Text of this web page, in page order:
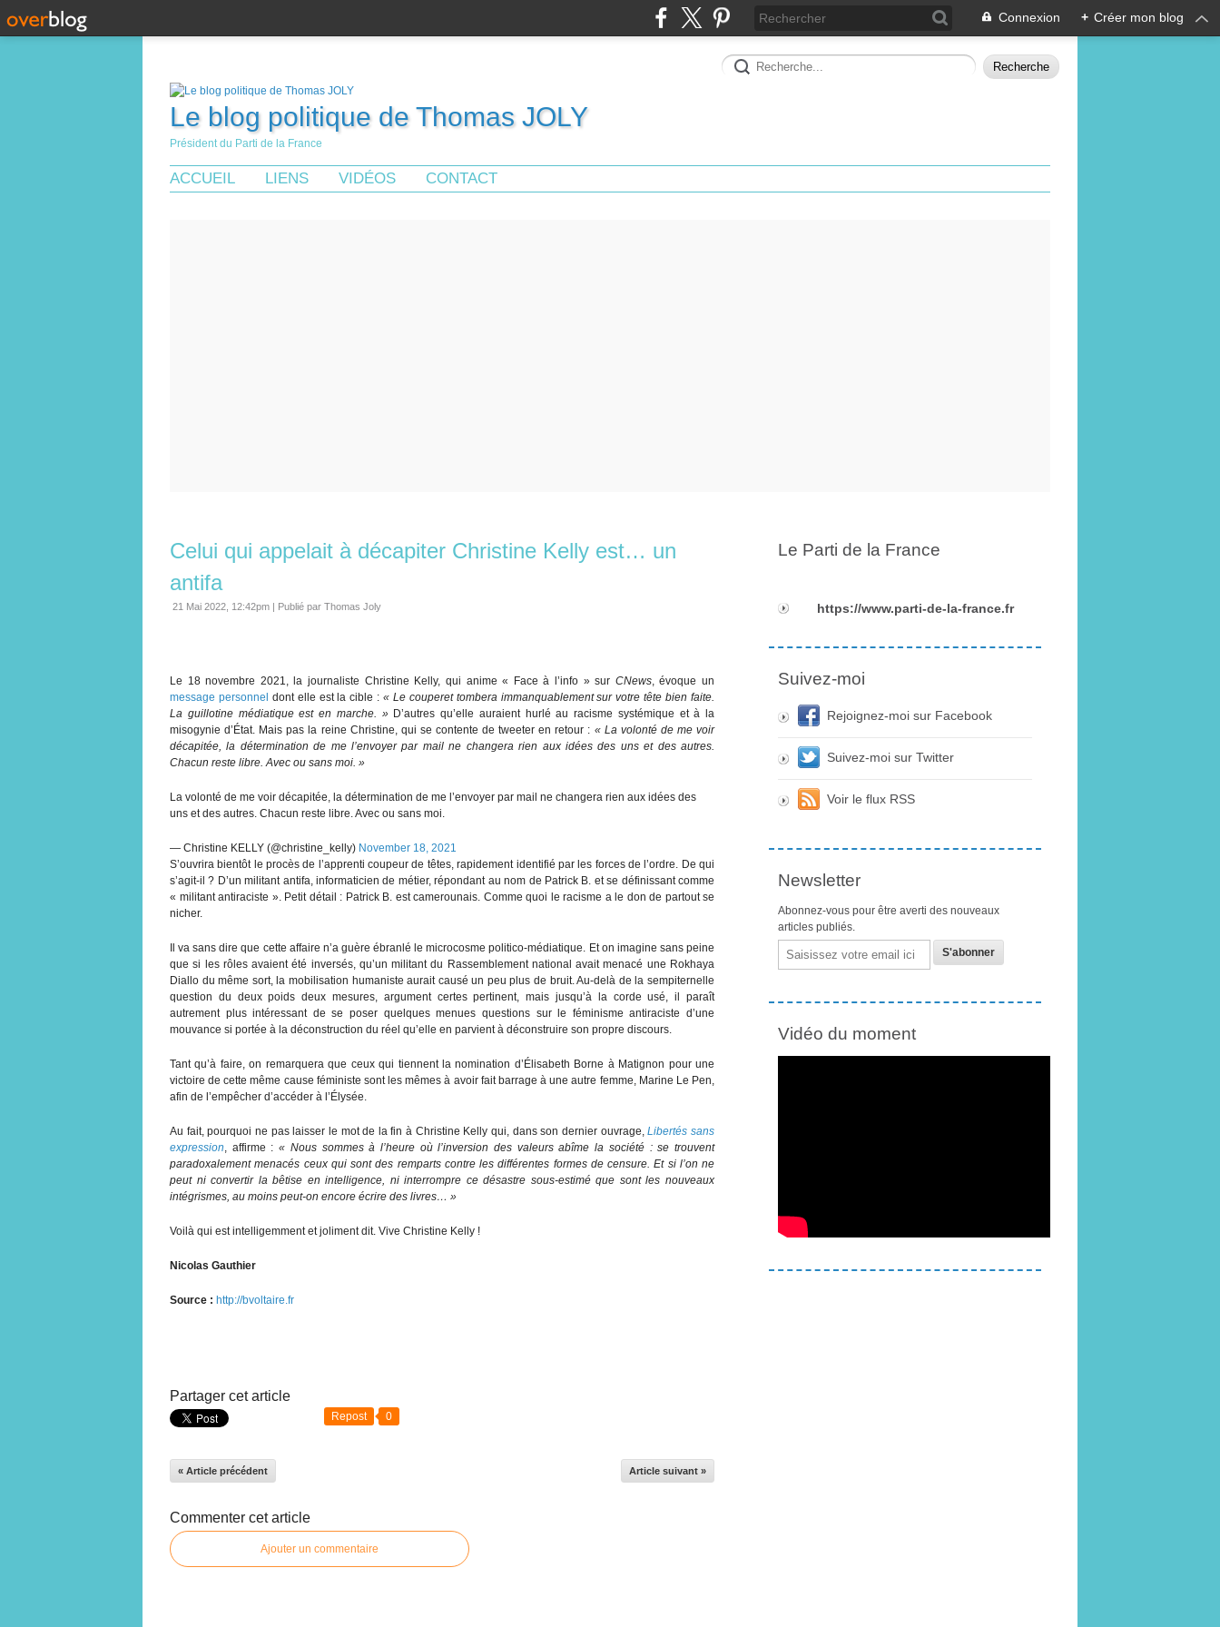
Connexion + Créer mon blog
Le blog politique de Thomas JOLY
Président du Parti de la France
ACCUEIL LIENS VIDÉOS CONTACT
Celui qui appelait à décapiter Christine Kelly est… un
antifa
21 Mai 2022, 12:42pm | Publié par Thomas Joly
Le 18 novembre 2021, la journaliste Christine Kelly, qui anime « Face à l’info » sur CNews, évoque un
message personnel dont elle est la cible :« Le couperet tombera immanquablement sur votre tête bien faite.
La guillotine médiatique est en marche. »D’autres qu’elle auraient hurlé au racisme systémique et à la
misogynie d’État. Mais pas la reine Christine, qui se contente de tweeter en retour : « La volonté de me voir
décapitée, la détermination de me l’envoyer par mail ne changera rien aux idées des uns et des autres.
Chacun reste libre. Avec ou sans moi. »
La volonté de me voir décapitée, la détermination de me l’envoyer par mail ne changera rien aux idées des
uns et des autres. Chacun reste libre. Avec ou sans moi.
— Christine KELLY (@christine_kelly) November 18, 2021
S’ouvrira bientôt le procès de l’apprenti coupeur de têtes, rapidement identifié par les forces de l’ordre. De qui
s’agit-il ? D’un militant antifa, informaticien de métier, répondant au nom de Patrick B. et se définissant comme
« militant antiraciste ». Petit détail : Patrick B. est camerounais. Comme quoi le racisme a le don de partout se
nicher.
Il va sans dire que cette affaire n’a guère ébranlé le microcosme politico-médiatique. Et on imagine sans peine
que si les rôles avaient été inversés, qu’un militant du Rassemblement national avait menacé une Rokhaya
Diallo du même sort, la mobilisation humaniste aurait causé un peu plus de bruit. Au-delà de la sempiternelle
question du deux poids deux mesures, argument certes pertinent, mais jusqu’à la corde usé, il paraît
autrement plus intéressant de se poser quelques menues questions sur le féminisme antiraciste d’une
mouvance si portée à la déconstruction du réel qu’elle en parvient à déconstruire son propre discours.
Tant qu’à faire, on remarquera que ceux qui tiennent la nomination d’Élisabeth Borne à Matignon pour une
victoire de cette même cause féministe sont les mêmes à avoir fait barrage à une autre femme, Marine Le Pen,
afin de l’empêcher d’accéder à l’Élysée.
Au fait, pourquoi ne pas laisser le mot de la fin à Christine Kelly qui, dans son dernier ouvrage,Libertés sans
expression, affirme :« Nous sommes à l’heure où l’inversion des valeurs abîme la société : se trouvent
paradoxalement menacés ceux qui sont des remparts contre les différentes formes de censure. Et si l’on ne
peut ni convertir la bêtise en intelligence, ni interrompre ce désastre sous-estimé que sont les nouveaux
intégrismes, au moins peut-on encore écrire des livres… »
Voilà qui est intelligemment et joliment dit. Vive Christine Kelly !
Nicolas Gauthier
Source : http://bvoltaire.fr
Partager cet article
Repost 0
« Article précédent Article suivant »
Commenter cet article
Ajouter un commentaire
Le Parti de la France
https://www.parti-de-la-france.fr
Suivez-moi
Rejoignez-moi sur Facebook
Suivez-moi sur Twitter
Voir le flux RSS
Newsletter
Abonnez-vous pour être averti des nouveaux
articles publiés.
Email
Vidéo du moment